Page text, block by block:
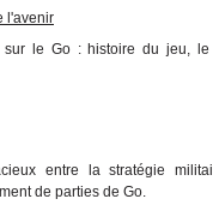
l'avenir
sur le Go : histoire du jeu,
entre la stratégie
de parties de Go.